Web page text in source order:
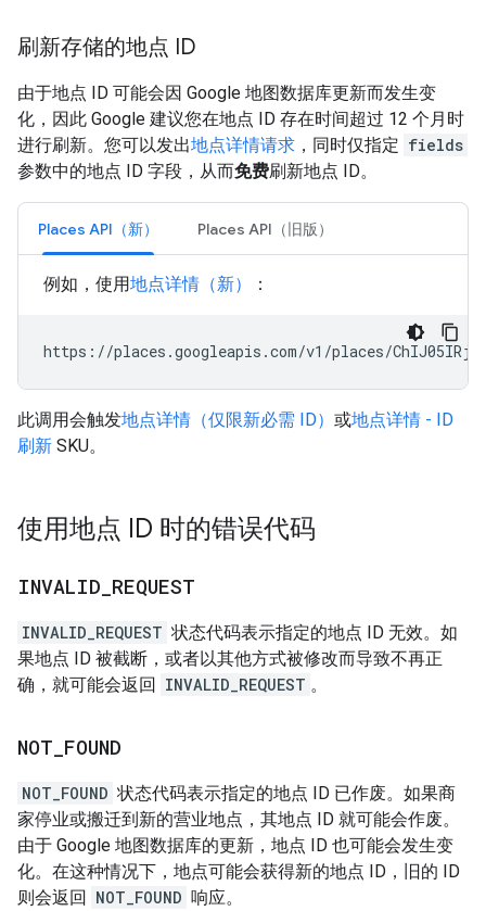
刷新存储的地点 ID
由于地点 ID 可能会因 Google 地图数据库更新而发生变
化，因此 Google 建议您在地点 ID 存在时间超过 12 个月时
进行刷新。您可以发出地点详情请求 ，同时仅指定 fields
参数中的地点 ID 字段，从而免费刷新地点 ID。
Places API（新） Places API（旧版）
例如，使用地点详情（新） ：
https://places.googleapis.com/v1/places/
此调用会触发地点详情（仅限新必需 ID） 或地点详情 - ID
刷新 SKU。
使用地点 ID 时的错误代码
INVALID REQUEST
INVALID_REQUEST 状态代码表示指定的地点 ID 无效。如
果地点 ID 被截断，或者以其他方式被修改而导致不再正
确，就可能会返回 INVALID_REQUEST 。
NOT FOUND
NOT_FOUND 状态代码表示指定的地点 ID 已作废。如果商
家停业或搬迁到新的营业地点，其地点 ID 就可能会作废。
由于 Google 地图数据库的更新，地点 ID 也可能会发生变
化。在这种情况下，地点可能会获得新的地点 ID，旧的 ID
则会返回 NOT_FOUND 响应。